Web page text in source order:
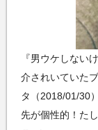
『男ウケしない
介されいていた
タ（2018/01/30
先が個性的！た